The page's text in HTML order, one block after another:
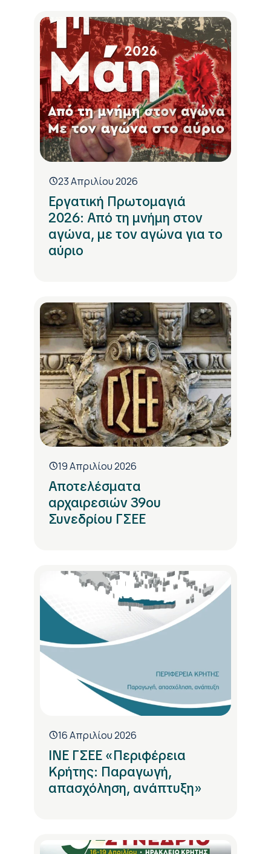
23 Απριλίου 2026
Εργατική Πρωτομαγιά
2026: Από τη μνήμη στον
αγώνα, με τον αγώνα για το
αύριο
19 Απριλίου 2026
Αποτελέσματα
αρχαιρεσιών 39ου
Συνεδρίου ΓΣΕΕ
16 Απριλίου 2026
ΙΝΕ ΓΣΕΕ «Περιφέρεια
Κρήτης: Παραγωγή,
απασχόληση, ανάπτυξη»